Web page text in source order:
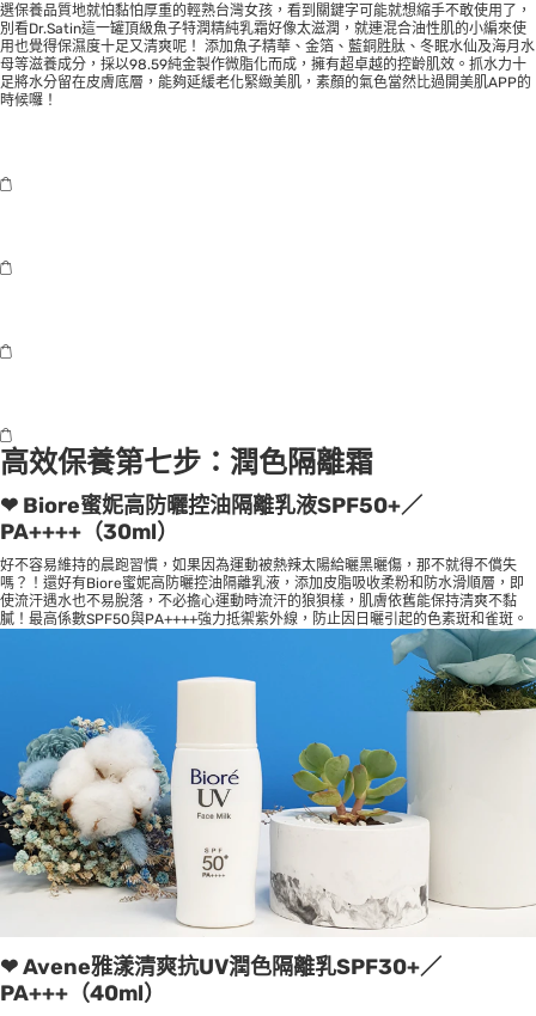
選保養品質地就怕黏怕厚重的輕熟台灣女孩，看到關鍵字可能就想縮手不敢使用了，
別看Dr.Satin這一罐頂級魚子特潤精純乳霜好像太滋潤，就連混合油性肌的小編來使
用也覺得保濕度十足又清爽呢！ 添加魚子精華、金箔、藍銅胜肽、冬眠水仙及海月水
母等滋養成分，採以98.59純金製作微脂化而成，擁有超卓越的控齡肌效。抓水力十
足將水分留在皮膚底層，能夠延緩老化緊緻美肌，素顏的氣色當然比過開美肌APP的
時候囉！
高效保養第七步：潤色隔離霜
❤ Biore蜜妮高防曬控油隔離乳液SPF50+／
PA++++（30ml）
好不容易維持的晨跑習慣，如果因為運動被熱辣太陽給曬黑曬傷，那不就得不償失
嗎？！還好有Biore蜜妮高防曬控油隔離乳液，添加皮脂吸收柔粉和防水滑順層，即
使流汗遇水也不易脫落，不必擔心運動時流汗的狼狽樣，肌膚依舊能保持清爽不黏
膩！最高係數SPF50與PA++++強力抵禦紫外線，防止因日曬引起的色素斑和雀斑。
❤ Avene雅漾清爽抗UV潤色隔離乳SPF30+／
PA+++（40ml）